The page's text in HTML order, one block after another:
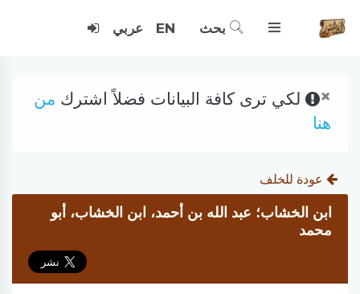
بحث EN عربي
× لكي ترى كافة البيانات فضلاً اشترك من
هنا
عودة للخلف
ابن الخشاب؛ عبد الله بن أحمد، ابن الخشاب، أبو
محمد